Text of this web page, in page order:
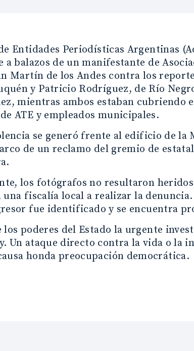
Entidades Periodísticas Argentinas
a balazos de un manifestante de
Martín de los Andes contra los
y Patricio Rodríguez, de Río
mientras ambos estaban cubriendo
ATE y empleados municipales.
se generó frente al edificio de
de un reclamo del gremio de
los fotógrafos no resultaron
fiscalía local a realizar la
fue identificado y se encuentra
los poderes del Estado la urgente
Un ataque directo contra la vida o la
honda preocupación democrática.